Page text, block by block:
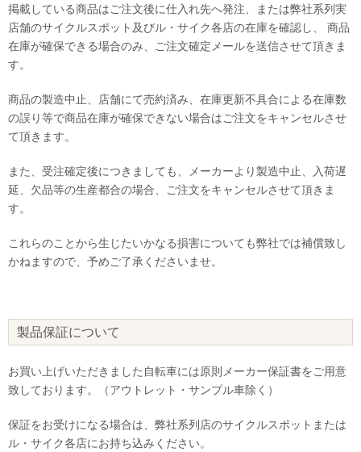
掲載している商品はご注文後に仕入れ先へ発注、または弊社系列実
店舗のサイクルスポット及びル・サイク各店の在庫を確認し、 商品
在庫が確保できる場合のみ、ご注文確定メールを送信させて頂きま
す。
商品の製造中止、店舗にて売約済み、在庫更新不具合による在庫数
の誤り等で商品在庫が確保できない場合はご注文をキャンセルさせ
て頂きます。
また、受注確定後につきましても、メーカーより製造中止、入荷遅
延、欠品等の生産都合の場合、ご注文をキャンセルさせて頂きま
す。
これらのことから生じたいかなる損害についても弊社では補償致し
かねますので、予めご了承くださいませ。
製品保証について
お買い上げいただきました自転車には原則メーカー保証書をご用意
致しております。（アウトレット・サンプル車除く）
保証をお受けになる場合は、弊社系列店のサイクルスポットまたは
ル・サイク各店にお持ち込みください。